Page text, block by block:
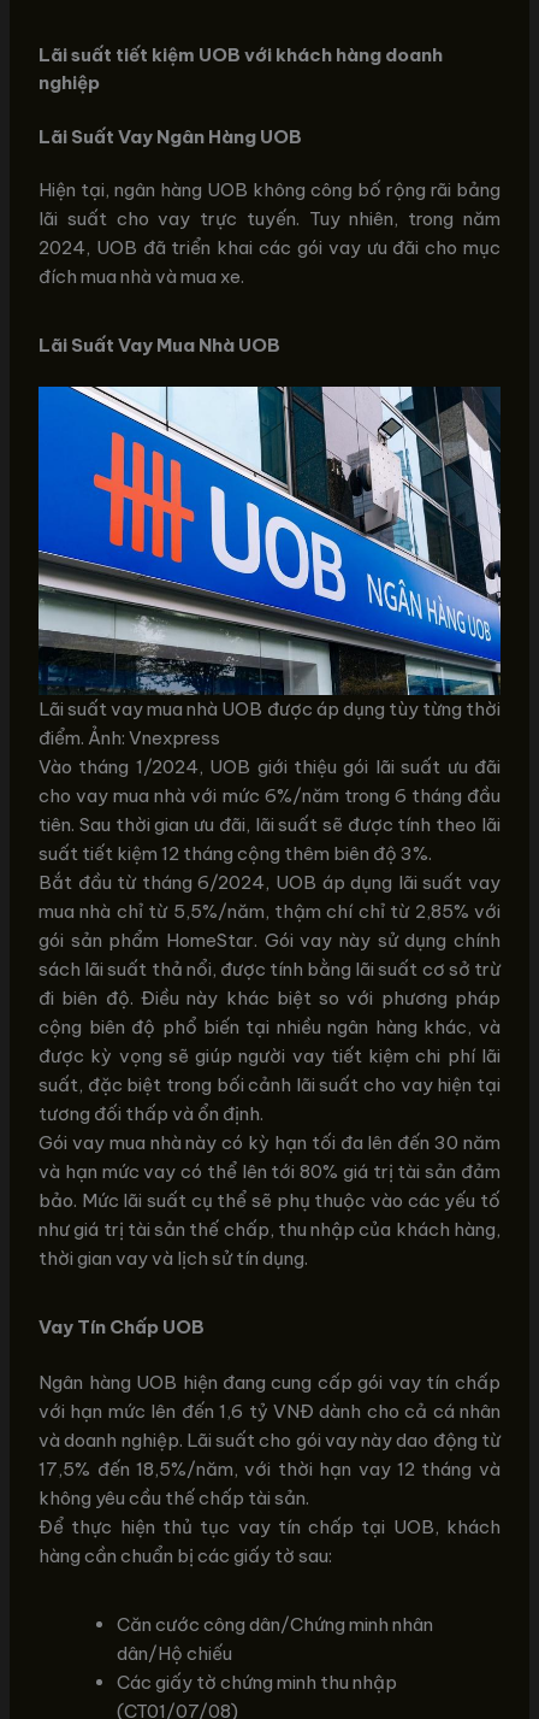
Lãi suất tiết kiệm UOB với khách hàng doanh
nghiệp
Lãi Suất Vay Ngân Hàng UOB
Hiện tại, ngân hàng UOB không công bố rộng rãi bảng
lãi suất cho vay trực tuyến. Tuy nhiên, trong năm
2024, UOB đã triển khai các gói vay ưu đãi cho mục
đích mua nhà và mua xe.
Lãi Suất Vay Mua Nhà UOB
Lãi suất vay mua nhà UOB được áp dụng tùy từng thời
điểm. Ảnh: Vnexpress
Vào tháng 1/2024, UOB giới thiệu gói lãi suất ưu đãi
cho vay mua nhà với mức 6%/năm trong 6 tháng đầu
tiên. Sau thời gian ưu đãi, lãi suất sẽ được tính theo lãi
suất tiết kiệm 12 tháng cộng thêm biên độ 3%.
Bắt đầu từ tháng 6/2024, UOB áp dụng lãi suất vay
mua nhà chỉ từ 5,5%/năm, thậm chí chỉ từ 2,85% với
gói sản phẩm HomeStar. Gói vay này sử dụng chính
sách lãi suất thả nổi, được tính bằng lãi suất cơ sở trừ
đi biên độ. Điều này khác biệt so với phương pháp
cộng biên độ phổ biến tại nhiều ngân hàng khác, và
được kỳ vọng sẽ giúp người vay tiết kiệm chi phí lãi
suất, đặc biệt trong bối cảnh lãi suất cho vay hiện tại
tương đối thấp và ổn định.
Gói vay mua nhà này có kỳ hạn tối đa lên đến 30 năm
và hạn mức vay có thể lên tới 80% giá trị tài sản đảm
bảo. Mức lãi suất cụ thể sẽ phụ thuộc vào các yếu tố
như giá trị tài sản thế chấp, thu nhập của khách hàng,
thời gian vay và lịch sử tín dụng.
Vay Tín Chấp UOB
Ngân hàng UOB hiện đang cung cấp gói vay tín chấp
với hạn mức lên đến 1,6 tỷ VNĐ dành cho cả cá nhân
và doanh nghiệp. Lãi suất cho gói vay này dao động từ
17,5% đến 18,5%/năm, với thời hạn vay 12 tháng và
không yêu cầu thế chấp tài sản.
Để thực hiện thủ tục vay tín chấp tại UOB, khách
hàng cần chuẩn bị các giấy tờ sau:
Căn cước công dân/Chứng minh nhân
dân/Hộ chiếu
Các giấy tờ chứng minh thu nhập
(CT01/07/08)